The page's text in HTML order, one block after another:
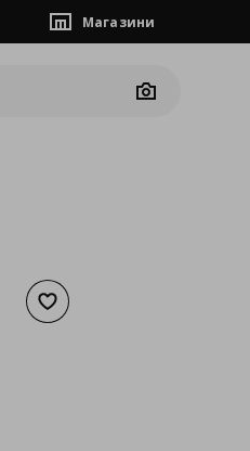
Магазини
Camera
Добави към списъка с